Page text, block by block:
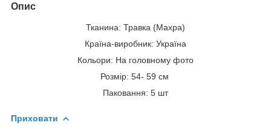
Опис
Тканина: Травка (Махра)
Країна-виробник: Україна
Кольори: На головному фото
Розмір: 54- 59 см
Паковання: 5 шт
Приховати